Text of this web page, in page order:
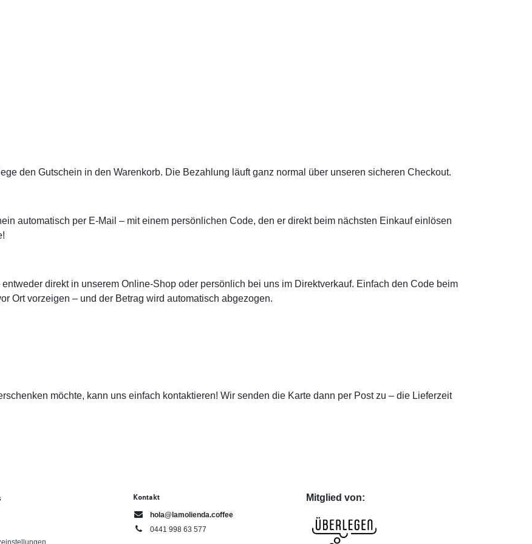
den Gutschein in den Warenkorb. Die Bezahlung läuft ganz normal über unseren sicheren Checkout.
automatisch per E-Mail – mit einem persönlichen Code, den er direkt beim nächsten Einkauf einlösen
direkt in unserem Online-Shop oder persönlich bei uns im Direktverkauf. Einfach den Code beim
Ort vorzeigen – und der Betrag wird automatisch abgezogen.
möchte, kann uns einfach kontaktieren! Wir senden die Karte dann per Post zu – die Lieferzeit
Kontakt
hola@lamolienda.coffee
0441 998 63 577
Mitglied von: